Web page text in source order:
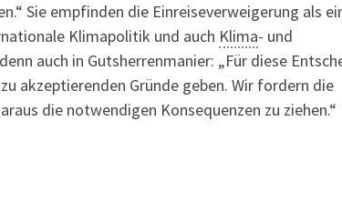
Sie empfinden die Einreiseverweigerung als
Klimapolitik und auch Klima- und
auch in Gutsherrenmanier: „Für diese
akzeptierenden Gründe geben. Wir fordern die
die notwendigen Konsequenzen zu ziehen.“